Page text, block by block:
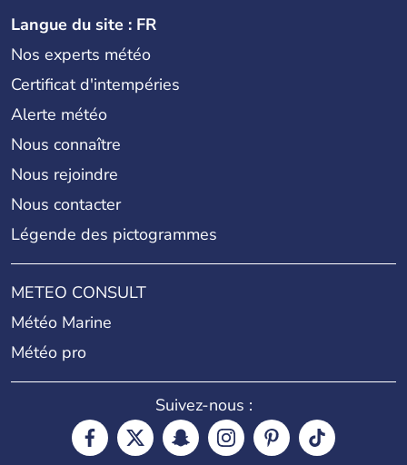
Langue du site : FR
Nos experts météo
Certificat d'intempéries
Alerte météo
Nous connaître
Nous rejoindre
Nous contacter
Légende des pictogrammes
METEO CONSULT
Météo Marine
Météo pro
Suivez-nous :